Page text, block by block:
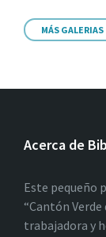
MÁS GALERIAS
Acerca de
Este pequeño
“Cantón
trabajadora y